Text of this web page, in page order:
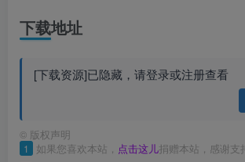
下载地址
[下载资源]已隐藏，请登录或注册查看
© 版权声明
1 如果您喜欢本站， 点击这儿捐赠本站，感谢支